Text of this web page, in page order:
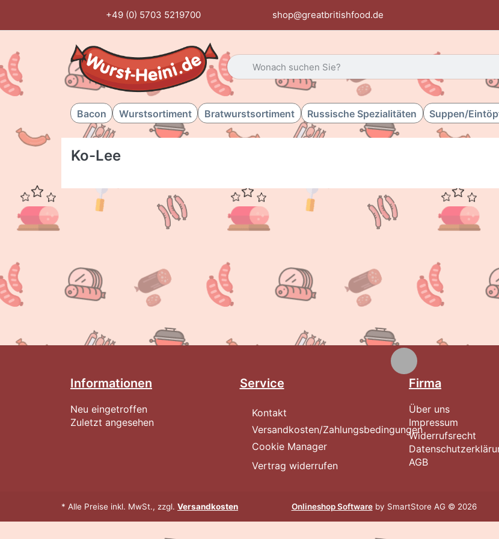
+49 (0) 5703 5219700 shop@greatbritishfood.de
Geben Sie einen Suchbegriff ein. Während Sie tippen,
Bacon Wurstsortiment Bratwurstsortiment Russische Spezialitäten Suppen/
Ko-Lee
Informationen
Neu eingetroffen
Zuletzt angesehen
Service
Kontakt
Versandkosten/Zahlungsbedingungen
Cookie Manager
Vertrag widerrufen
Firma
Über uns
Impressum
Widerrufsrecht
AGB
* Alle Preise inkl. MwSt., zzgl. Versandkosten Onlineshop Softwareby SmartStore AG © 2026